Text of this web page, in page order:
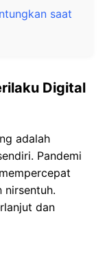
saat
Digital
adalah
Pandemi
nirsentuh.
dan